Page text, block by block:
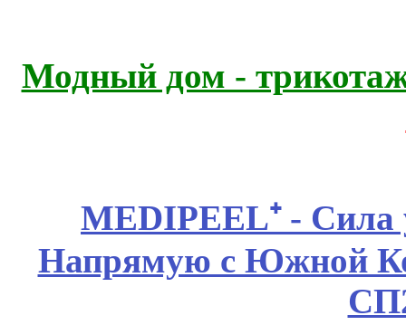
Модный дом -
MEDIPEEL⁺ - Сила
Напрямую с Южной